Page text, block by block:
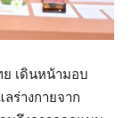
เดินหน้ามอบ
ร่างกายจาก